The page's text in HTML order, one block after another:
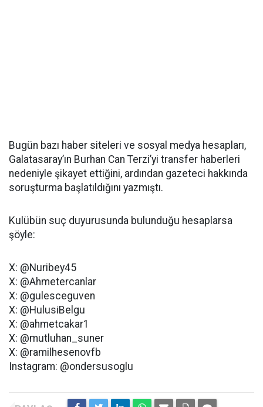
Bugün bazı haber siteleri ve sosyal medya hesapları,
Galatasaray’ın Burhan Can Terzi’yi transfer haberleri
nedeniyle şikayet ettiğini, ardından gazeteci hakkında
soruşturma başlatıldığını yazmıştı.
Kulübün suç duyurusunda bulunduğu hesaplarsa
şöyle:
X: @Nuribey45
X: @Ahmetercanlar
X: @gulesceguven
X: @HulusiBelgu
X: @ahmetcakar1
X: @mutluhan_suner
X: @ramilhesenovfb
Instagram: @ondersusoglu